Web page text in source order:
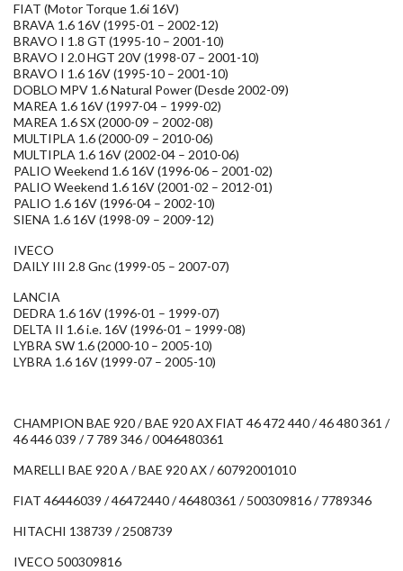
FIAT (Motor Torque 1.6i 16V)
BRAVA 1.6 16V (1995-01 – 2002-12)
BRAVO I 1.8 GT (1995-10 – 2001-10)
BRAVO I 2.0 HGT 20V (1998-07 – 2001-10)
BRAVO I 1.6 16V (1995-10 – 2001-10)
DOBLO MPV 1.6 Natural Power (Desde 2002-09)
MAREA 1.6 16V (1997-04 – 1999-02)
MAREA 1.6 SX (2000-09 – 2002-08)
MULTIPLA 1.6 (2000-09 – 2010-06)
MULTIPLA 1.6 16V (2002-04 – 2010-06)
PALIO Weekend 1.6 16V (1996-06 – 2001-02)
PALIO Weekend 1.6 16V (2001-02 – 2012-01)
PALIO 1.6 16V (1996-04 – 2002-10)
SIENA 1.6 16V (1998-09 – 2009-12)
IVECO
DAILY III 2.8 Gnc (1999-05 – 2007-07)
LANCIA
DEDRA 1.6 16V (1996-01 – 1999-07)
DELTA II 1.6 i.e. 16V (1996-01 – 1999-08)
LYBRA SW 1.6 (2000-10 – 2005-10)
LYBRA 1.6 16V (1999-07 – 2005-10)
CHAMPION BAE 920 / BAE 920 AX FIAT 46 472 440 / 46 480 361 /
46 446 039 / 7 789 346 / 0046480361
MARELLI BAE 920 A / BAE 920 AX / 60792001010
FIAT 46446039 / 46472440 / 46480361 / 500309816 / 7789346
HITACHI 138739 / 2508739
IVECO 500309816